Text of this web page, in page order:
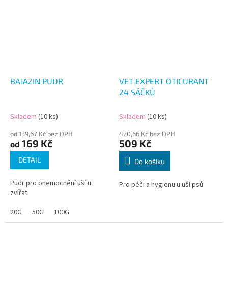
BAJAZIN PUDR
Skladem (10 ks)
od 139,67 Kč bez DPH
od 169 Kč
DETAIL
Pudr pro onemocnění uší u
zvířat
20G
50G 100G
VET EXPERT OTICURANT
24 SÁČKŮ
Skladem (10 ks)
420,66 Kč bez DPH
509 Kč
Do košíku
Pro péči a hygienu u uší psů